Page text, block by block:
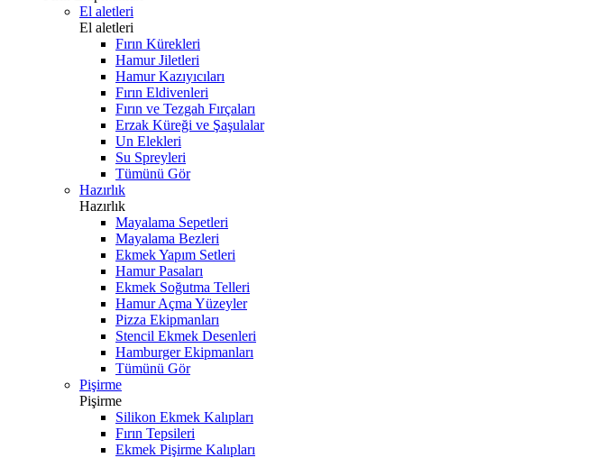
El aletleri
El aletleri
Fırın Kürekleri
Hamur Jiletleri
Hamur Kazıyıcıları
Fırın Eldivenleri
Fırın ve Tezgah Fırçaları
Erzak Küreği ve Şaşulalar
Un Elekleri
Su Spreyleri
Tümünü Gör
Hazırlık
Hazırlık
Mayalama Sepetleri
Mayalama Bezleri
Ekmek Yapım Setleri
Hamur Pasaları
Ekmek Soğutma Telleri
Hamur Açma Yüzeyler
Pizza Ekipmanları
Stencil Ekmek Desenleri
Hamburger Ekipmanları
Tümünü Gör
Pişirme
Pişirme
Silikon Ekmek Kalıpları
Fırın Tepsileri
Ekmek Pişirme Kalıpları